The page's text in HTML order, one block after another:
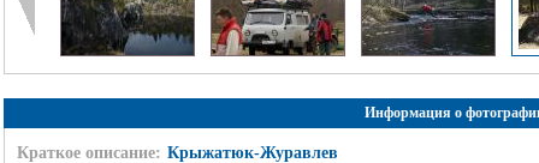
Информация о
Краткое описание: Крыжатюк-Журавлев